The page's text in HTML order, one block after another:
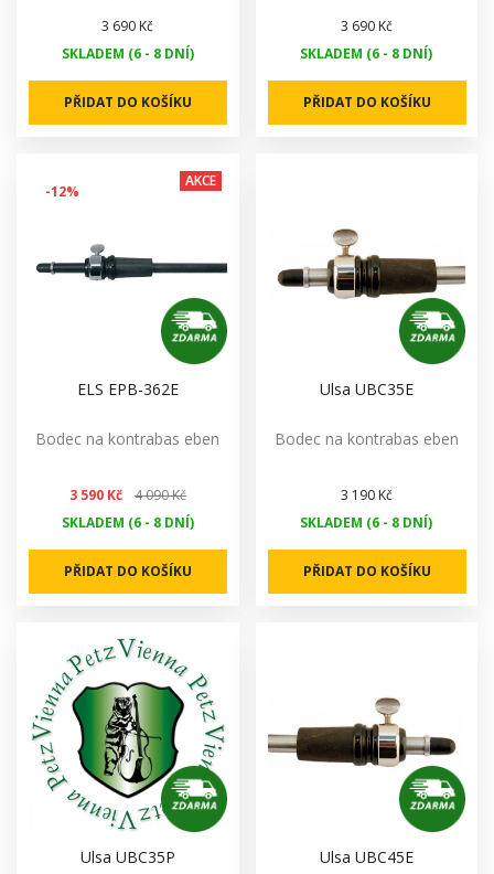
3 690 Kč
SKLADEM (6 - 8 DNÍ)
PŘIDAT DO KOŠÍKU
3 690 Kč
SKLADEM (6 - 8 DNÍ)
PŘIDAT DO KOŠÍKU
-12%
AKCE
ELS EPB-362E
Bodec na kontrabas eben
3 590 Kč
4 090 Kč
SKLADEM (6 - 8 DNÍ)
PŘIDAT DO KOŠÍKU
Ulsa UBC35E
Bodec na kontrabas eben
3 190 Kč
SKLADEM (6 - 8 DNÍ)
PŘIDAT DO KOŠÍKU
Ulsa UBC35P Ulsa UBC45E